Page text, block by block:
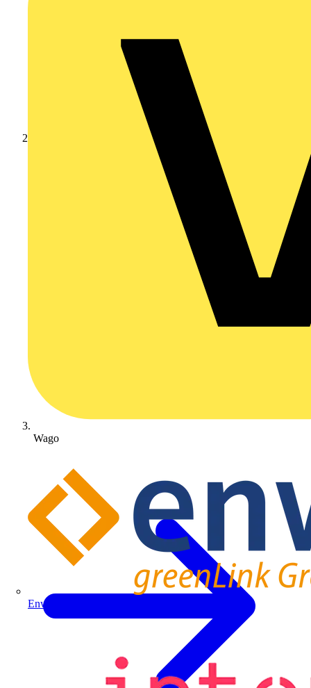
Enwitec
Wago